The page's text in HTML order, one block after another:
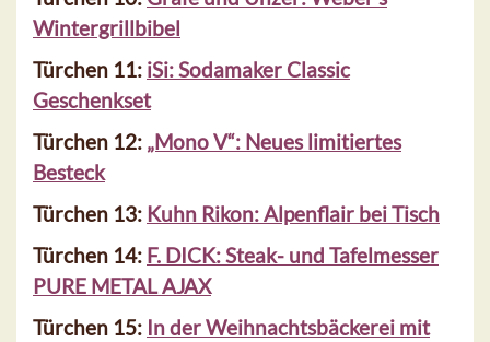
Wintergrillbibel
Türchen 11: iSi: Sodamaker Classic
Geschenkset
Türchen 12: „Mono V“: Neues limitiertes
Besteck
Türchen 13: Kuhn Rikon: Alpenflair bei Tisch
Türchen 14: F. DICK: Steak- und Tafelmesser
PURE METAL AJAX
Türchen 15: In der Weihnachtsbäckerei mit